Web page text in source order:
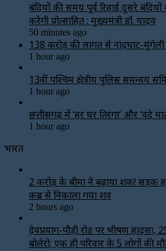
बंदियों की समय पूर्व रिहाई दूसरे
करेगी प्रोत्साहित : मुख्यमंत्री डॉ. यादव
50 minutes ago
138 करोड़ की लागत से नांदघाट-मुंगेली
1 hour ago
13वीं पश्चिम क्षेत्रीय पुलिस समन्वय
1 hour ago
छत्तीसगढ़ में ‘हर घर तिरंगा’ और ‘वंदे
1 hour ago
भारत
2 करोड़ के बीमा ने बढ़ाया शक! सड़क
कब्र से निकाला गया शव
2 hours ago
देवप्रयाग-पौड़ी रोड पर भीषण हादसा,
बोलेरो; एक ही परिवार के 5 लोगों की